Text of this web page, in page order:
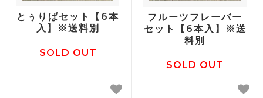
とぅりばセット【6本
入】※送料別
SOLD OUT
フルーツフレーバー
セット【6本入】※送
料別
SOLD OUT